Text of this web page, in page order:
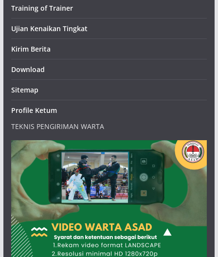
Training of Trainer
Ujian Kenaikan Tingkat
Kirim Berita
Download
Sitemap
Profile Ketum
TEKNIS PENGIRIMAN WARTA